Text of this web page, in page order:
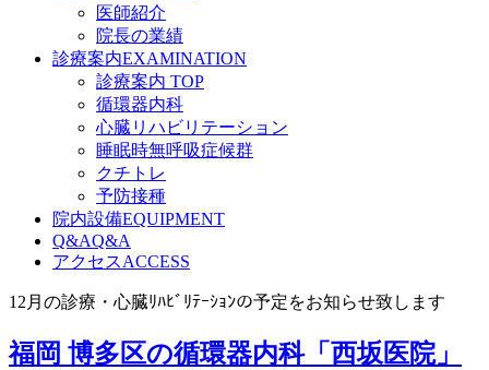
医師紹介
院長の業績
診療案内EXAMINATION
診療案内 TOP
循環器内科
心臓リハビリテーション
睡眠時無呼吸症候群
クチトレ
予防接種
院内設備EQUIPMENT
Q&AQ&A
アクセスACCESS
12月の診療・心臓ﾘﾊﾋﾞﾘﾃｰｼｮﾝの予定をお知らせ致します
福岡 博多区の循環器内科「西坂医院」